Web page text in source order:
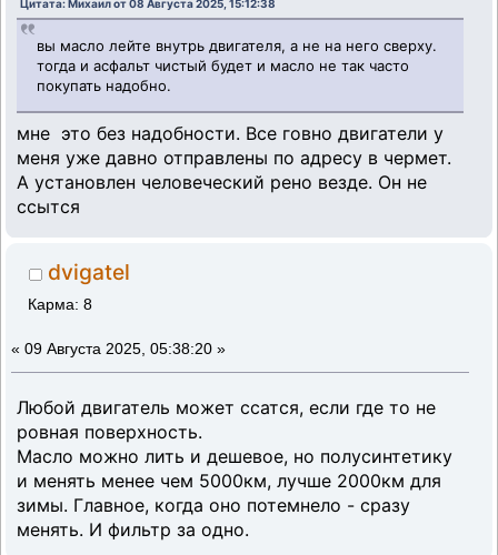
Цитата: Михаил от 08 Августа 2025, 15:12:38
вы масло лейте внутрь двигателя, а не на него сверху.
тогда и асфальт чистый будет и масло не так часто
покупать надобно.
мне это без надобности. Все говно двигатели у
меня уже давно отправлены по адресу в чермет.
А установлен человеческий рено везде. Он не
ссытся
dvigatel
Карма: 8
« 09 Августа 2025, 05:38:20 »
Любой двигатель может ссатся, если где то не
ровная поверхность.
Масло можно лить и дешевое, но полусинтетику
и менять менее чем 5000км, лучше 2000км для
зимы. Главное, когда оно потемнело - сразу
менять. И фильтр за одно.